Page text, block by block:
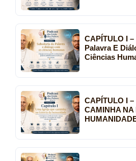
CAPÍTULO I
Palavra E
Ciências
CAPÍTULO I
CAMINHA NA